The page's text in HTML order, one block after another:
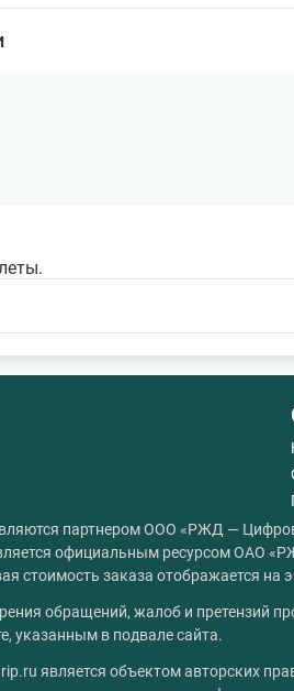
партнером ООО «РЖД —
официальным ресурсом ОАО
стоимость заказа отображается на
обращений, жалоб и претензий
указанным в подвале сайта.
является объектом авторских